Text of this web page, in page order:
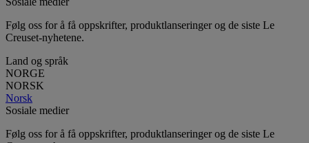
Følg oss for å få oppskrifter, produktlanseringer og de siste Le
Creuset-nyhetene.
Land og språk
NORGE
NORSK
Norsk
Sosiale medier
Følg oss for å få oppskrifter, produktlanseringer og de siste Le